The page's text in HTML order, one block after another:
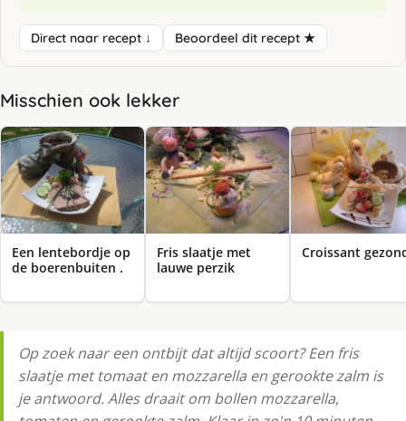
Direct naar recept ↓ Beoordeel dit recept ★
Misschien ook lekker
Een lentebordje op
de boerenbuiten .
Fris slaatje met
lauwe perzik
Croissant
Op zoek naar een ontbijt dat altijd scoort? Een fris
slaatje met tomaat en mozzarella en gerookte zalm is
je antwoord. Alles draait om bollen mozzarella,